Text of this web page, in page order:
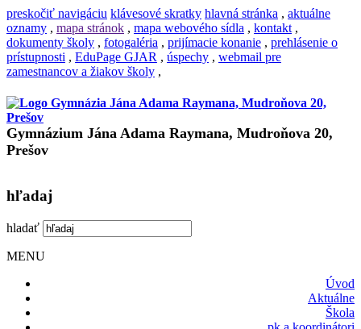
preskočiť navigáciu klávesové skratky hlavná stránka , aktuálne
oznamy , mapa stránok , mapa webového sídla , kontakt ,
dokumenty školy , fotogaléria , prijímacie konanie , prehlásenie o
prístupnosti , EduPage GJAR , úspechy , webmail pre
zamestnancov a žiakov školy ,
Gymnázium Jána Adama Raymana, Mudroňova 20,
Prešov
hľadaj
hladať
MENU
Úvod
Aktuálne
Škola